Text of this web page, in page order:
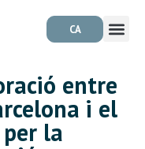
CA
entre
i el
la